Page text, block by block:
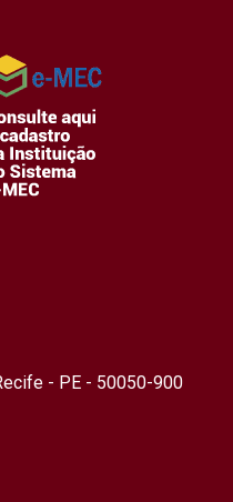
- PE - 50050-900